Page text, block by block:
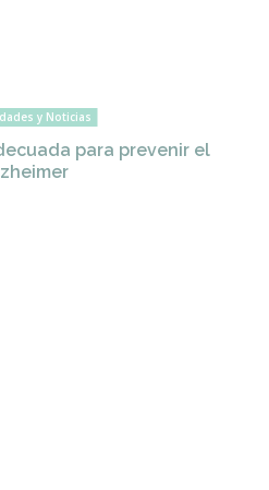
y Noticias
para prevenir el